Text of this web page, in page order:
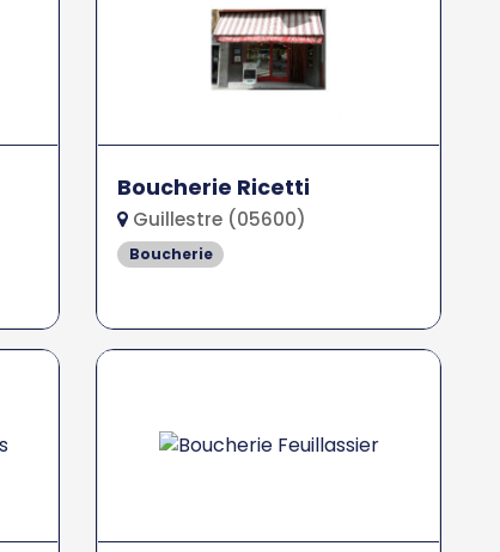
Boucherie Ricetti
Guillestre (05600)
Boucherie